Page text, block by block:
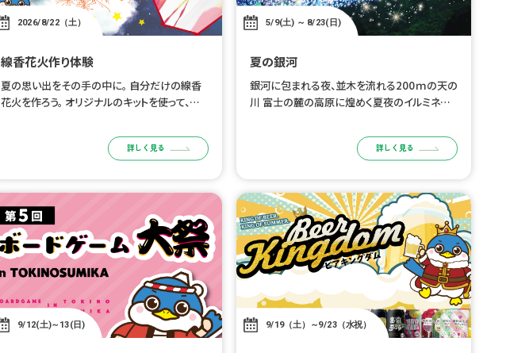
2026/8/22（土）
線香花火作り体験
夏の思い出をその手の中に。 自分だけの線香
花火を作ろう。 オリジナルのキットを使って、自
と一緒に、旅の思い出をひとつまみ。世界に一つ
だけの線香花火を作りましょう。 夏休みの自由
詳しく見る
5/9(土) ～ 8/23(日)
夏の銀河
銀河に包まれる夜、並木を流れる200ｍの天の
川 富士の麓の高原に煌めく夏夜のイルミネー
けじゃない。 星空や天の川をイメージした銀河
を感じるイルミネーションの下で光 […]
詳しく見る
9/12(土)～13(日) 9/19（土）～9/23（水祝）